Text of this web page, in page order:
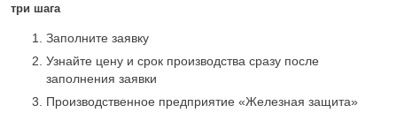
три шага
Заполните заявку
Узнайте цену и срок производства сразу после
заполнения заявки
Производственное предприятие «Железная защита»